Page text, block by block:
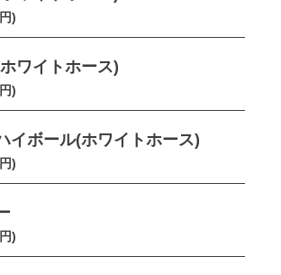
)
ワイトホース)
)
イボール(ホワイトホース)
)
)